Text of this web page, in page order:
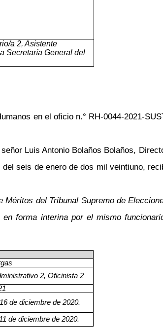
a 2, Asistente
Secretaría General del
en el oficio n.° RH-0044-2021-
señor Luis Antonio Bolaños Bolaños,
seis de enero de dos mil veintiuno,
del Tribunal Supremo de
forma interina por el mismo
2, Oficinista 2
de diciembre de 2020.
de diciembre de 2020.